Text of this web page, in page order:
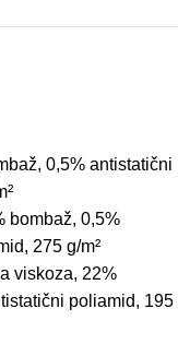
0,5% antistatični
bombaž, 0,5%
275 g/m²
viskoza, 22%
poliamid, 195